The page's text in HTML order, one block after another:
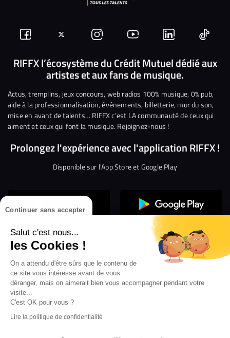
Continuer sans accepter
Salut c'est nous...
les Cookies !
On a attendu d'être sûrs que le contenu de
ce site vous intéresse avant de vous
déranger, mais on aimerait bien vous accompagner pendant votre
visite...
C'est OK pour vous ?
Lire la politique de confidentialité
Suivez-
nous
Facebook
Suivez-
nous
sur
Twitter
Nous
rejoindre
sur
Instagram
Nous
rejoindre
sur
YouTube
Nous
rejoindre
sur
Linkedin
Nous
RIFFX l’écosystème du Crédit Mutuel dédié aux
artistes et aux fans de musique.
Actus, tremplins, jeux concours, web radios 100% musique, 0% pub,
aide à la professionnalisation, événements, billetterie, mur du son,
mise en avant de talents… RIFFX c’est LA communauté de ceux qui
aiment et ceux qui font la musique. Rejoignez-nous !
Prolongez l'expérience avec l'application RIFFX !
Disponible sur l'App Store et Google Play
Confidentialité
Gestion des cookies
Conditions générales d’utilisation
Mentions légales
les webradios RIFFX
en exclusivité sur VIBES le titre de la révé